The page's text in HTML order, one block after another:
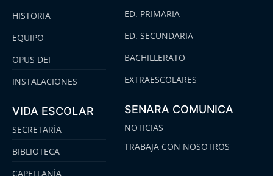
HISTORIA
EQUIPO
OPUS DEI
INSTALACIONES
VIDA ESCOLAR
SECRETARÍA
BIBLIOTECA
CAPELLANÍA
ED. PRIMARIA
ED. SECUNDARIA
BACHILLERATO
EXTRAESCOLARES
SENARA COMUNICA
NOTICIAS
TRABAJA CON NOSOTROS